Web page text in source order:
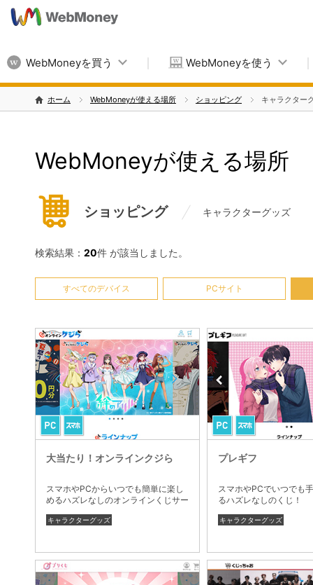
WebMoneyを買う WebMoneyを使う
ホーム WebMoneyが使える場所 ショッピング キャラクター
WebMoneyが使える場所
ショッピング キャラクターグッズ
検索結果： 20件 が該当しました。
すべてのデバイス PCサイト
大当たり！オンラインクジら
スマホやPCからいつでも簡単に楽し
めるハズレなしのオンラインくじサー
キャラクターグッズ
プレギフ
スマホやPCでいつでも
るハズレなしのくじ！
キャラクターグッズ